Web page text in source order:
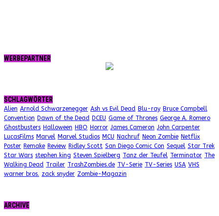
WERBEPARTNER
SCHLAGWÖRTER
Alien Arnold Schwarzenegger Ash vs Evil Dead Blu-ray Bruce Campbell
Convention Dawn of the Dead DCEU Game of Thrones George A. Romero
Ghostbusters Halloween HBO Horror James Cameron John Carpenter
LucasFilms Marvel Marvel Studios MCU Nachruf Neon Zombie Netflix
Poster Remake Review Ridley Scott San Diego Comic Con Sequel Star Trek
Star Wars stephen king Steven Spielberg Tanz der Teufel Terminator The
Walking Dead Trailer TrashZombies.de TV-Serie TV-Series USA VHS
warner bros. zack snyder Zombie-Magazin
ARCHIVE